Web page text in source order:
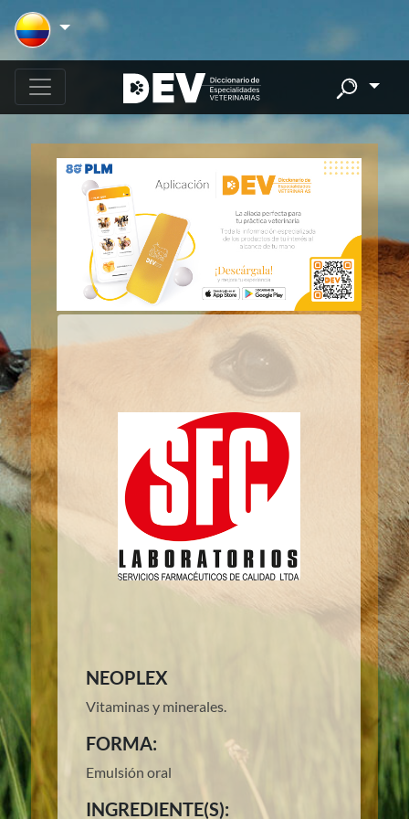
NEOPLEX
Vitaminas y minerales.
FORMA:
Emulsión oral
INGREDIENTE(S):